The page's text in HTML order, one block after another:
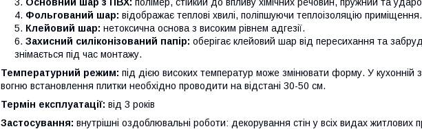
Фольгований шар: відображає теплові хвилі, поліпшуючи теплоізоляцію приміщення.
Клейовий шар: нетоксична основа з високим рівнем адгезії.
Захисний силіконізований папір: оберігає клейовий шар від пересихання та
знімається під час монтажу.
Температурний режим: під дією високих температур може змінювати форму. У кухонній
вогню встановлення плитки необхідно проводити на відстані 30-50 см.
Термін експлуатації: від 3 років
Застосування: внутрішні оздоблювальні роботи: декорування стін у всіх видах житлових